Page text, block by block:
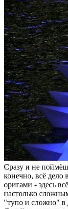
Сразу и не
конечно, всё дело
оригами - здесь
настолько
"тупо и сложно" в